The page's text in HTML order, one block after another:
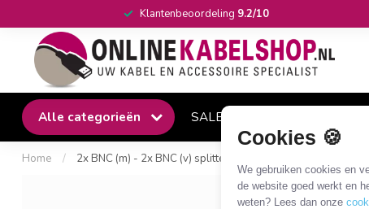
Cookies 🍪
We gebruiken cookies en
de website goed werkt en
weten? Lees dan onze
Klantenbeoordeling 9.2/10
Alle categorieën SALE
Home / 2x BNC (m) - 2x BNC (v) splitter | X-uitvoering | 50 Ohm